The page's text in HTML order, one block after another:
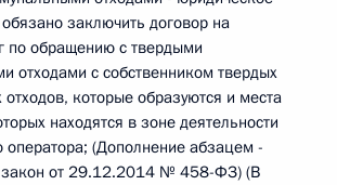
заключить договор на
по обращению с твердыми
отходами с собственником твердых
которые образуются и места
находятся в зоне деятельности
оператора; (Дополнение абзацем -
от 29.12.2014 № 458-ФЗ) (В